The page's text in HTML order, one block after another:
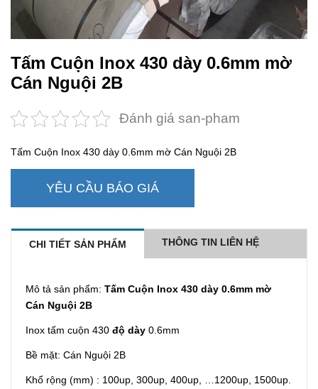
Tấm Cuộn Inox 430 dày 0.6mm mờ
Cán Nguội 2B
Đánh giá san-pham
Tấm Cuộn Inox 430 dày 0.6mm mờ Cán Nguội 2B
YÊU CẦU BÁO GIÁ
CHI TIẾT SẢN PHẨM THÔNG TIN LIÊN HỆ
Mô tả sản phẩm: Tấm Cuộn Inox 430 dày 0.6mm mờ
Cán Nguội 2B
Inox tấm cuộn 430 độ dày 0.6mm
Bề mặt: Cán Nguội 2B
Khổ rộng (mm) : 100up, 300up, 400up, …1200up, 1500up.